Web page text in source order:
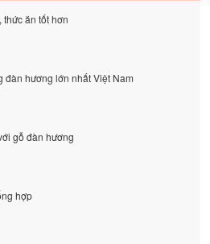
ăn tốt hơn
đàn hương lớn nhất Việt Nam
gỗ đàn hương
hợp